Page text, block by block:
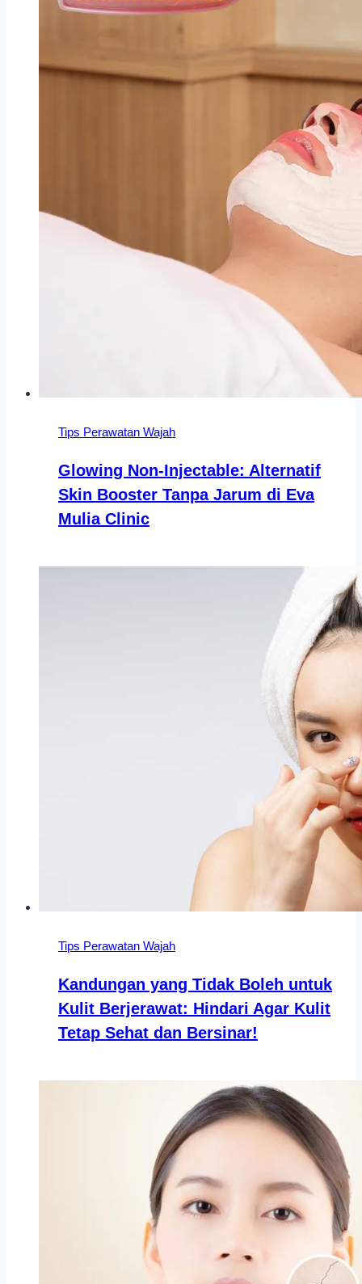
Tips Perawatan Wajah
Glowing Non-Injectable: Alternatif
Skin Booster Tanpa Jarum di Eva
Mulia Clinic
Tips Perawatan Wajah
Kandungan yang Tidak Boleh untuk
Kulit Berjerawat: Hindari Agar Kulit
Tetap Sehat dan Bersinar!